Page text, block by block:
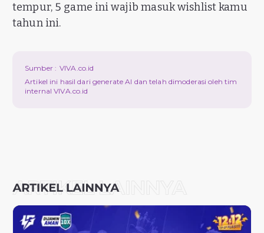
tempur, 5 game ini wajib masuk wishlist kamu
tahun ini.
Sumber : VIVA.co.id
Artikel ini hasil dari generate AI dan telah dimoderasi oleh tim
internal VIVA.co.id